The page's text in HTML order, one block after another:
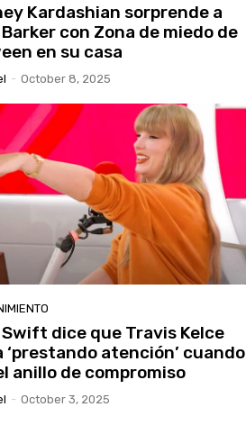
Kardashian sorprende a
con Zona de miedo de
en su casa
- October 8, 2025
dice que Travis Kelce
‘prestando atención’ cuando
anillo de compromiso
- October 3, 2025